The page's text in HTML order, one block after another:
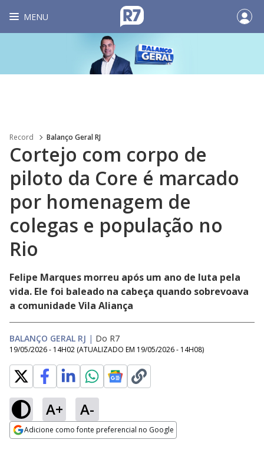
MENU
Record Balanço Geral RJ
Cortejo com corpo de
piloto da Core é marcado
por homenagem de
colegas e população no
Rio
Felipe Marques morreu após um ano de luta pela
vida. Ele foi baleado na cabeça quando sobrevoava
a comunidade Vila Aliança
BALANÇO GERAL RJ | Do R7
19/05/2026 - 14H02 (ATUALIZADO EM 19/05/2026 - 14H08)
A+ A-
Adicione como fonte preferencial no Google
Ativar
76.70%